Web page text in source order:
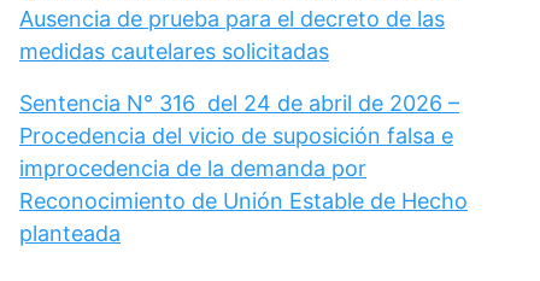
Ausencia de prueba para el decreto de las
medidas cautelares solicitadas
Sentencia N° 316 del 24 de abril de 2026 –
Procedencia del vicio de suposición falsa e
improcedencia de la demanda por
Reconocimiento de Unión Estable de Hecho
planteada